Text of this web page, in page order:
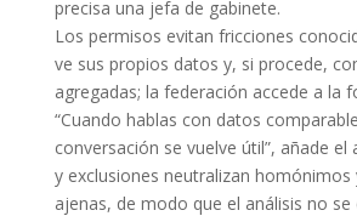
precisa una jefa de gabinete.
Los permisos evitan fricciones
ve sus propios datos y, si procede,
agregadas; la federación accede a la
“Cuando hablas con datos
conversación se vuelve útil”, añade el
y exclusiones neutralizan homónimos
ajenas, de modo que el análisis no